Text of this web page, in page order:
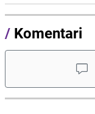
/ Komentari